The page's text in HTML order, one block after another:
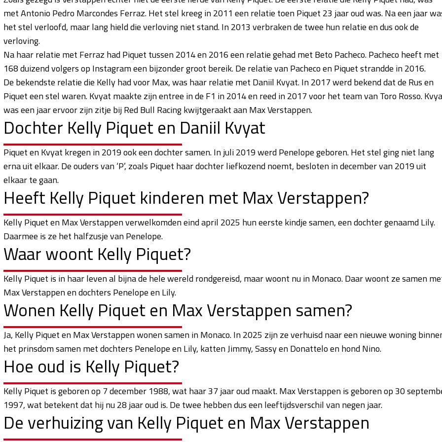
met Antonio Pedro Marcondes Ferraz. Het stel kreeg in 2011 een relatie toen Piquet 23 jaar oud was. Na een jaar
het stel verloofd, maar lang hield die verloving niet stand. In 2013 verbraken de twee hun relatie en dus ook de
verloving.
Na haar relatie met Ferraz had Piquet tussen 2014 en 2016 een relatie gehad met Beto Pacheco. Pacheco heeft met
168 duizend volgers op Instagram een bijzonder groot bereik. De relatie van Pacheco en Piquet strandde in 2016.
De bekendste relatie die Kelly had voor Max, was haar relatie met Daniil Kvyat. In 2017 werd bekend dat de Rus en
Piquet een stel waren. Kvyat maakte zijn entree in de F1 in 2014 en reed in 2017 voor het team van Toro Rosso.
was een jaar ervoor zijn zitje bij Red Bull Racing kwijtgeraakt aan Max Verstappen.
Dochter Kelly Piquet en Daniil Kvyat
Piquet en Kvyat kregen in 2019 ook een dochter samen. In juli 2019 werd Penelope geboren. Het stel ging niet lang
erna uit elkaar. De ouders van ‘P’, zoals Piquet haar dochter liefkozend noemt, besloten in december van 2019 uit
elkaar te gaan.
Heeft Kelly Piquet kinderen met Max Verstappen?
Kelly Piquet en Max Verstappen verwelkomden eind april 2025 hun eerste kindje samen, een dochter genaamd Lily.
Daarmee is ze het halfzusje van Penelope.
Waar woont Kelly Piquet?
Kelly Piquet is in haar leven al bijna de hele wereld rondgereisd, maar woont nu in Monaco. Daar woont ze samen
Max Verstappen en dochters Penelope en Lily.
Wonen Kelly Piquet en Max Verstappen samen?
Ja, Kelly Piquet en Max Verstappen wonen samen in Monaco. In 2025 zijn ze verhuisd naar een nieuwe woning
het prinsdom samen met dochters Penelope en Lily, katten Jimmy, Sassy en Donattelo en hond Nino.
Hoe oud is Kelly Piquet?
Kelly Piquet is geboren op 7 december 1988, wat haar 37 jaar oud maakt. Max Verstappen is geboren op 30
1997, wat betekent dat hij nu 28 jaar oud is. De twee hebben dus een leeftijdsverschil van negen jaar.
De verhuizing van Kelly Piquet en Max Verstappen